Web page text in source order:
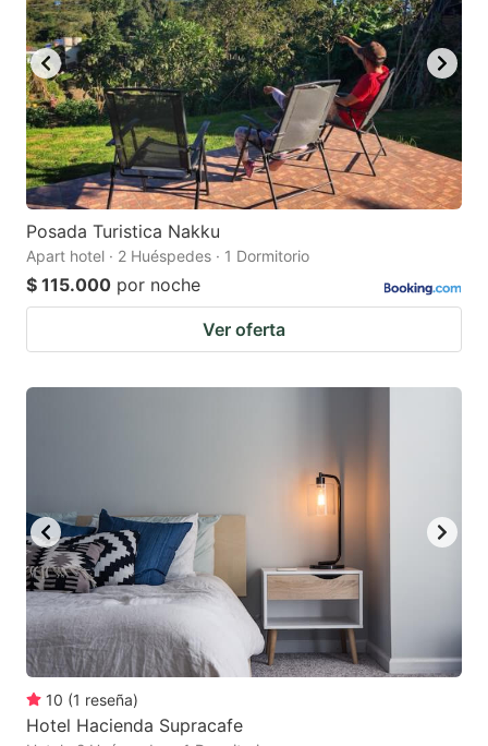
Posada Turistica Nakku
Apart hotel · 2 Huéspedes · 1 Dormitorio
$ 115.000 por noche
Ver oferta
10 (1 reseña)
Hotel Hacienda Supracafe